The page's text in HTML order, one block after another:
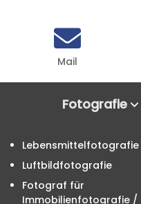

Mail
Fotografie
Lebensmittelfotografie
Luftbildfotografie
Fotograf für
Immobilienfotografie /